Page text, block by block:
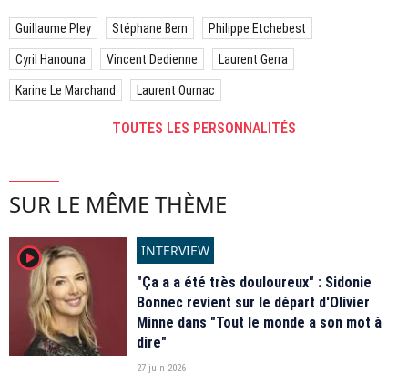
Guillaume Pley Stéphane Bern Philippe Etchebest
Cyril Hanouna Vincent Dedienne Laurent Gerra
Karine Le Marchand Laurent Ournac
TOUTES LES PERSONNALITÉS
SUR LE MÊME THÈME
player2
INTERVIEW
"Ça a a été très douloureux" : Sidonie
Bonnec revient sur le départ d'Olivier
Minne dans "Tout le monde a son mot à
dire"
27 juin 2026